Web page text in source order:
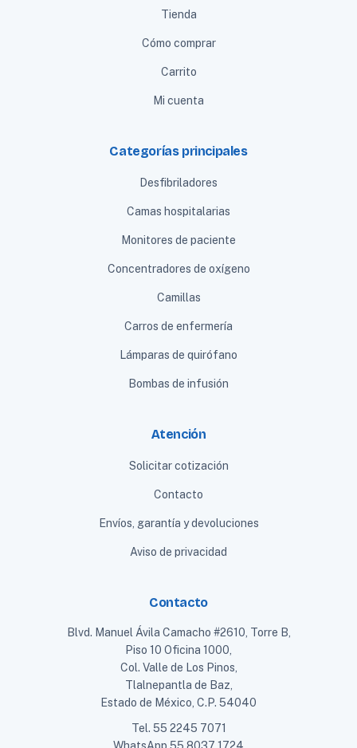
Tienda
Cómo comprar
Carrito
Mi cuenta
Categorías principales
Desfibriladores
Camas hospitalarias
Monitores de paciente
Concentradores de oxígeno
Camillas
Carros de enfermería
Lámparas de quirófano
Bombas de infusión
Atención
Solicitar cotización
Contacto
Envíos, garantía y devoluciones
Aviso de privacidad
Contacto
Blvd. Manuel Ávila Camacho #2610, Torre B,
Piso 10 Oficina 1000,
Col. Valle de Los Pinos,
Tlalnepantla de Baz,
Estado de México, C.P. 54040
Tel. 55 2245 7071
WhatsApp 55 8037 1724